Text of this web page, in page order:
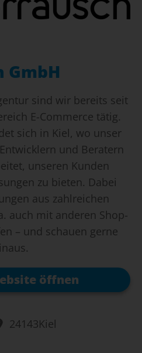
sind wir bereits seit
E-Commerce tätig.
sich in Kiel, wo unser
und Beratern
unseren Kunden
zu bieten. Dabei
aus zahlreichen
auch mit anderen Shop-
– und schauen gerne
öffnen
24143Kiel